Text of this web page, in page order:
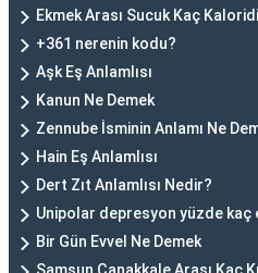
Ekmek Arası Sucuk Kaç
+361 nerenin kodu?
Aşk Eş Anlamlısı
Kanun Ne Demek
Zennube İsminin Anlamı Ne
Hain Eş Anlamlısı
Dert Zıt Anlamlısı Nedir?
Unipolar depresyon yüzde kaç
Bir Gün Evvel Ne Demek